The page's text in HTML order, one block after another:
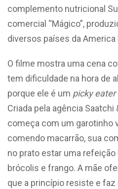
complemento nutricional
comercial “Mágico”,
diversos países da America
O filme mostra uma cena
tem dificuldade na hora de
porque ele é um picky eater
Criada pela agência Saatchi
começa com um garotinho
comendo macarrão, sua
no prato estar uma
brócolis e frango. A mãe
que a princípio resiste e